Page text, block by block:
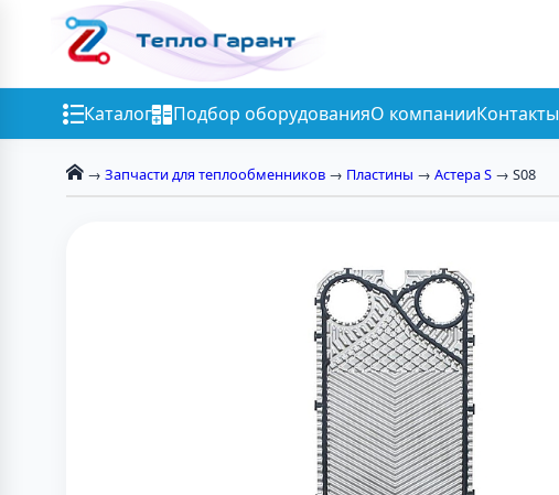
Каталог Подбор оборудованияО компанииКонтакты
→ Запчасти для теплообменников → Пластины → Астера S → S08